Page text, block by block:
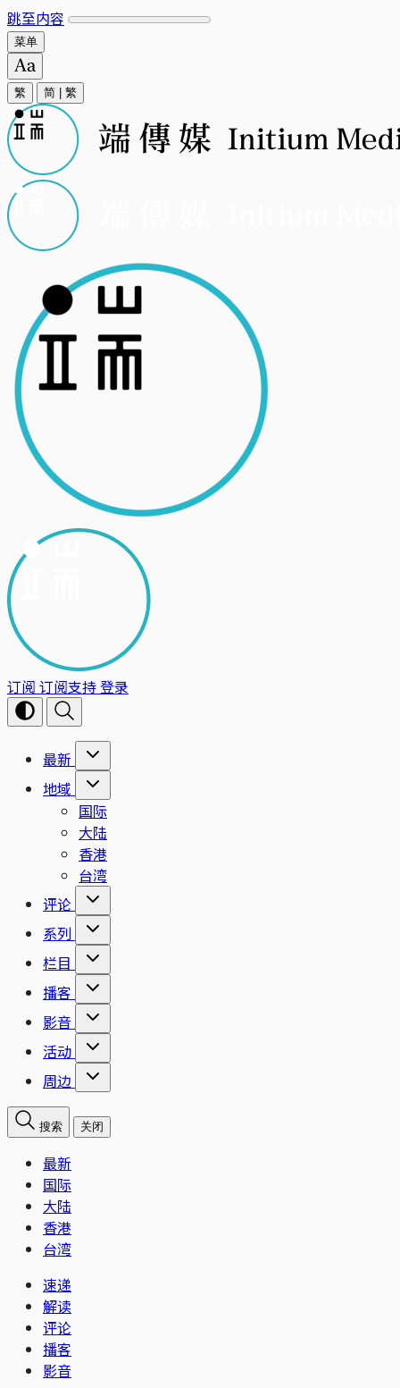
跳至内容
菜单
繁 简 繁
订阅 订阅支持登录
最新
地域
国际
大陆
香港
台湾
评论
系列
栏目
播客
影音
活动
周边
搜索 关闭
最新
国际
大陆
香港
台湾
速递
解读
评论
播客
影音